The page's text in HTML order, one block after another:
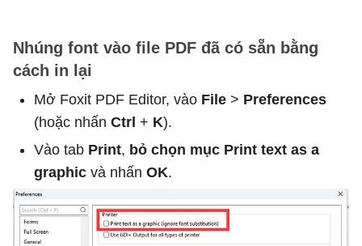
Nhúng font vào file PDF đã có sẵn bằng
cách in lại
Mở Foxit PDF Editor, vào File > Preferences
(hoặc nhấn Ctrl + K).
Vào tab Print, bỏ chọn mục Print text as a
graphic và nhấn OK.